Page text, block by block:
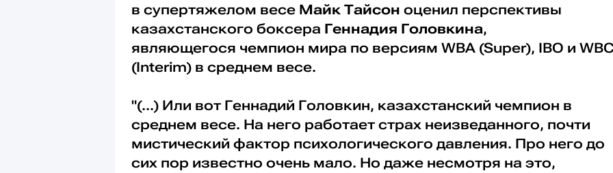
в супертяжелом весе Майк Тайсон оценил перспективы
казахстанского боксера Геннадия Головкина,
являющегося чемпион мира по версиям WBA (Super), IBO и
(Interim) в среднем весе.
"(...) Или вот Геннадий Головкин, казахстанский чемпион в
среднем весе. На него работает страх неизведанного, почти
мистический фактор психологического давления. Про него до
сих пор известно очень мало. Но даже несмотря на это,